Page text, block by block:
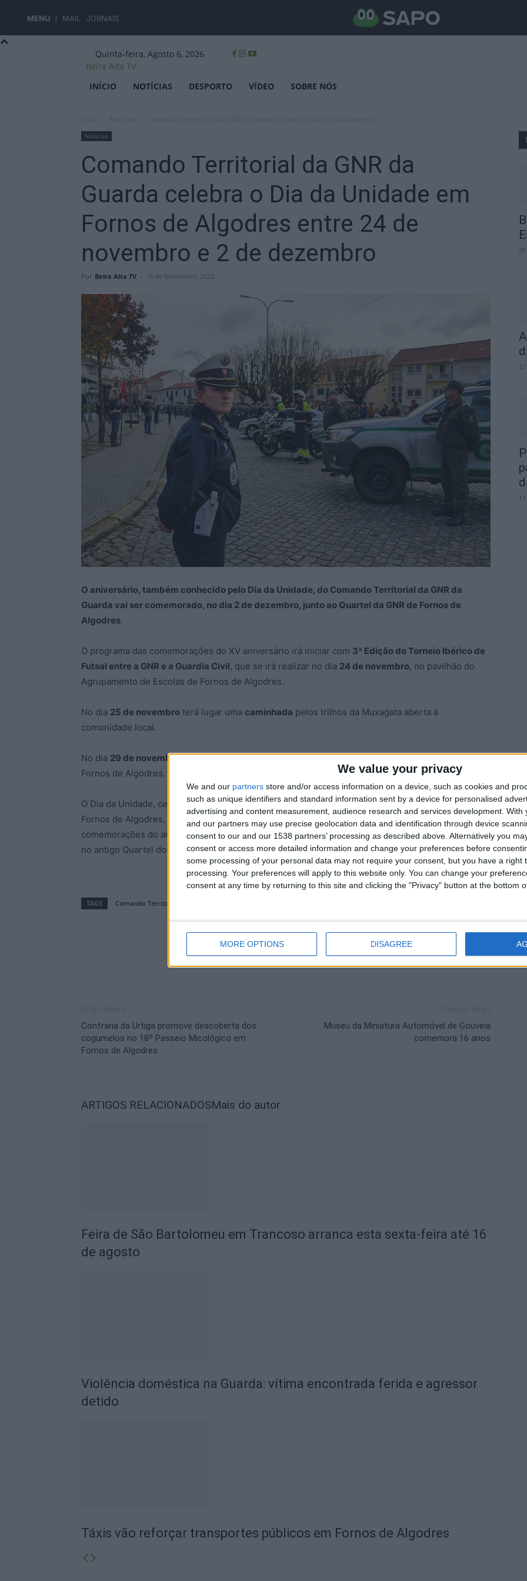
We value your privacy
We and our partners store and/or access information on a device, such as cookies and
such as unique identifiers and standard information sent by a device for personalised
advertising and content measurement, audience research and services development. With
and our partners may use precise geolocation data and identification through device
consent to our and our 1538 partners’ processing as described above. Alternatively you
consent or access more detailed information and change your preferences before
some processing of your personal data may not require your consent, but you have a right
processing. Your preferences will apply to this website only. You can change your
consent at any time by returning to this site and clicking the "Privacy" button at the bottom
MORE OPTIONS DISAGREE
MENU MAIL JORNAIS
Quinta-feira, Agosto 6, 2026
Beira Alta TV
INÍCIO
NOTÍCIAS DESPORTO VÍDEO SOBRE NÓS
Notícias
Comando Territorial da GNR da
Guarda celebra o Dia da Unidade em
Fornos de Algodres entre 24 de
novembro e 2 de dezembro
Por Beira Alta TV - 15 de Novembro, 2023
O aniversário, também conhecido pelo Dia da Unidade, do Comando Territorial da GNR da
Guarda vai ser comemorado, no dia 2 de dezembro, junto ao Quartel da GNR de Fornos de
Algodres.
O programa das comemorações do XV aniversário irá iniciar com 3ª Edição do Torneio Ibérico de
Futsal entre a GNR e a Guardia Civil, que se irá realizar no dia 24 de novembro, no pavilhão do
Agrupamento de Escolas de Fornos de Algodres.
No dia 25 de novembro terá lugar uma caminhada pelos trilhos da Muxagata aberta à
comunidade local.
No dia 29 de novembropelas 15H00, vai decorrer aMissade Ação de Graças na Igreja Matriz de
Fornos de Algodres.
O Dia da Unidade, celebra-se no dia2 de dezembro , pelas 11 horas, junto ao Quartel da GNR de
Fornos de Algodres, com a
Cerimónia Militar
Comemorativa da Unidade. Ainda no âmbito das
comemorações do aniversário, será realizado um Concerto com a Orquestra de Câmara da GNR,
no antigo Quartel dos Bombeiros Voluntários de Fornos de Algodres.
TAGS Comando Territorial
Confraria da Urtiga promove descoberta dos
cogumelos no 18º Passeio Micológico em
Fornos de Algodres
Museu da Miniatura Automóvel de Gouveia
comemora 16 anos
ARTIGOS RELACIONADOSMais do autor
Feira de São Bartolomeu em Trancoso arranca esta sexta-feira até 16
de agosto
Violência doméstica na Guarda: vítima encontrada ferida e agressor
detido
Táxis vão reforçar transportes públicos em Fornos de Algodres